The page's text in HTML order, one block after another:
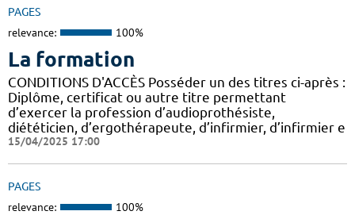
PAGES
relevance: 100%
La formation
CONDITIONS D'ACCÈS Posséder un des titres ci-après :
Diplôme, certificat ou autre titre permettant
d’exercer la profession d’audioprothésiste,
diététicien, d’ergothérapeute, d’infirmier, d’infirmier e
15/04/2025 17:00
PAGES
relevance: 100%